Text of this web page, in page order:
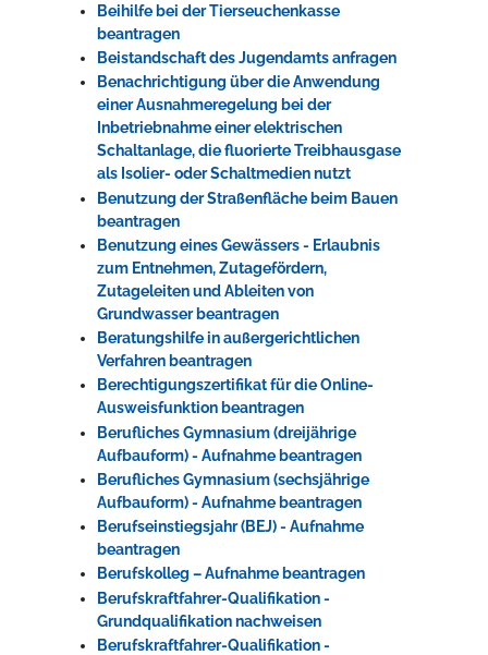
Beihilfe bei der Tierseuchenkasse
beantragen
Beistandschaft des Jugendamts anfragen
Benachrichtigung über die Anwendung
einer Ausnahmeregelung bei der
Inbetriebnahme einer elektrischen
Schaltanlage, die fluorierte Treibhausgase
als Isolier- oder Schaltmedien nutzt
Benutzung der Straßenfläche beim Bauen
beantragen
Benutzung eines Gewässers - Erlaubnis
zum Entnehmen, Zutagefördern,
Zutageleiten und Ableiten von
Grundwasser beantragen
Beratungshilfe in außergerichtlichen
Verfahren beantragen
Berechtigungszertifikat für die Online-
Ausweisfunktion beantragen
Berufliches Gymnasium (dreijährige
Aufbauform) - Aufnahme beantragen
Berufliches Gymnasium (sechsjährige
Aufbauform) - Aufnahme beantragen
Berufseinstiegsjahr (BEJ) - Aufnahme
beantragen
Berufskolleg – Aufnahme beantragen
Berufskraftfahrer-Qualifikation -
Grundqualifikation nachweisen
Berufskraftfahrer-Qualifikation -